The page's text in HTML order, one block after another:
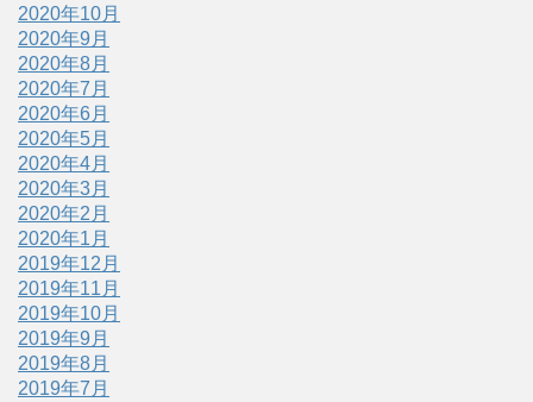
2020年10月
2020年9月
2020年8月
2020年7月
2020年6月
2020年5月
2020年4月
2020年3月
2020年2月
2020年1月
2019年12月
2019年11月
2019年10月
2019年9月
2019年8月
2019年7月